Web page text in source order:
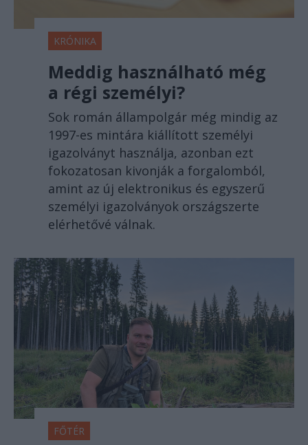
KRÓNIKA
Meddig használható még
a régi személyi?
Sok román állampolgár még mindig az
1997-es mintára kiállított személyi
igazolványt használja, azonban ezt
fokozatosan kivonják a forgalomból,
amint az új elektronikus és egyszerű
személyi igazolványok országszerte
elérhetővé válnak.
FŐTÉR